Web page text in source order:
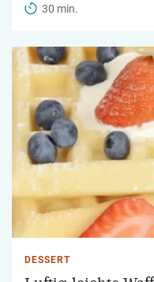
30 min.
DESSERT